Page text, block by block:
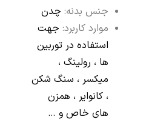
جنس بدنه:چدن
موارد کاربرد:جهت
استفاده در توربین
ها ، رولینگ ،
میکسر ، سنگ شکن
، کانوایر ، همزن
های خاص و …